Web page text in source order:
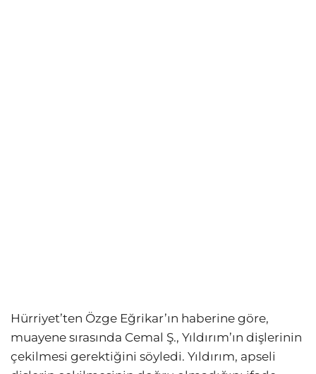
Hürriyet’ten Özge Eğrikar’ın haberine göre,
muayene sırasında Cemal Ş., Yıldırım’ın dişlerinin
çekilmesi gerektiğini söyledi. Yıldırım, apseli